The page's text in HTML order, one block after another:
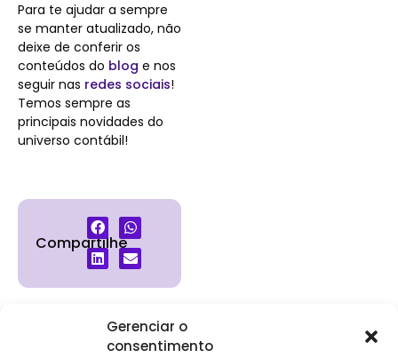
Gerenciar o
consentimento
Para te ajudar a sempre
se manter atualizado, não
deixe de conferir os
conteúdos do blog e nos
seguir nas redes sociais!
Temos sempre as
principais novidades do
universo contábil!
Compartilhe
InstitucionalClientes